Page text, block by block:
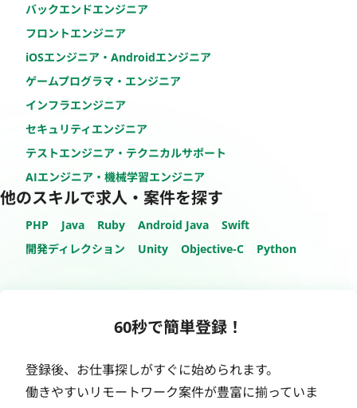
バックエンドエンジニア
フロントエンジニア
iOSエンジニア・Androidエンジニア
ゲームプログラマ・エンジニア
インフラエンジニア
セキュリティエンジニア
テストエンジニア・テクニカルサポート
AIエンジニア・機械学習エンジニア
他のスキルで求人・案件を探す
PHP Java Ruby Android Java
Swift
開発ディレクション
Unity Objective-C Python
60秒で簡単登録！
登録後、お仕事探しがすぐに始められます。
働きやすいリモートワーク案件が豊富に揃っていま